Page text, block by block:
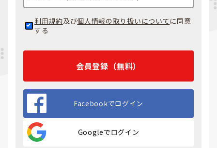
利用規約及び個人情報の取り扱いについて に同意
する
会員登録（無料）
Facebookでログイン
Googleでログイン